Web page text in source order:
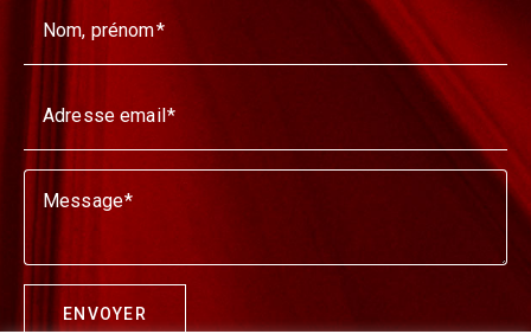
Nom, prénom
Adresse email
Message
ENVOYER